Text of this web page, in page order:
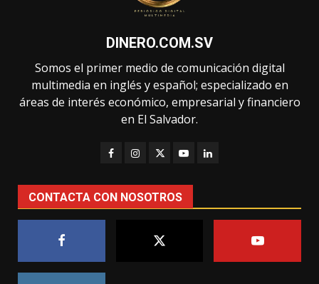
DINERO.COM.SV
Somos el primer medio de comunicación digital
multimedia en inglés y español; especializado en
áreas de interés económico, empresarial y financiero
en El Salvador.
CONTACTA CON NOSOTROS